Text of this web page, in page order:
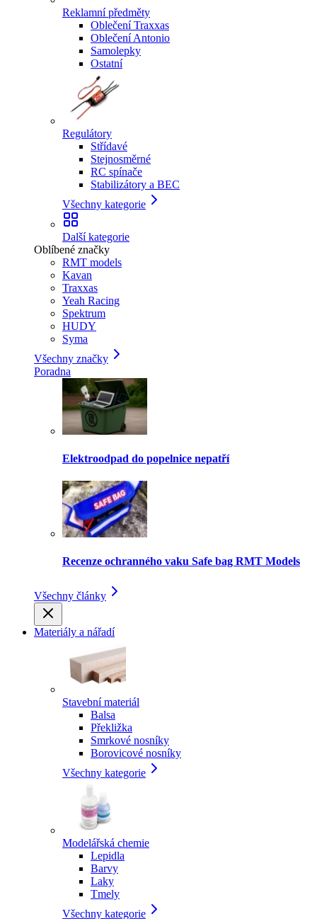
Reklamní předměty
Oblečení Traxxas
Oblečení Antonio
Samolepky
Ostatní
Regulátory
Střídavé
Stejnosměrné
RC spínače
Stabilizátory a BEC
Všechny kategorie
Další kategorie
Oblíbené značky
RMT models
Kavan
Traxxas
Yeah Racing
Spektrum
HUDY
Syma
Všechny značky
Poradna
Elektroodpad do popelnice nepatří
Recenze ochranného vaku Safe bag RMT Models
Všechny články
Materiály a nářadí
Stavební materiál
Balsa
Překližka
Smrkové nosníky
Borovicové nosníky
Všechny kategorie
Modelářská chemie
Lepidla
Barvy
Laky
Tmely
Všechny kategorie